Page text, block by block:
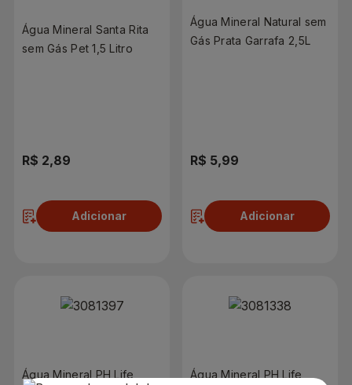
Água Mineral Santa Rita
sem Gás Pet 1,5 Litro
R$ 2,89
Adicionar
Água Mineral Natural sem
Gás Prata Garrafa 2,5L
R$ 5,99
Adicionar
Água Mineral PH Life
Água Mineral PH Life